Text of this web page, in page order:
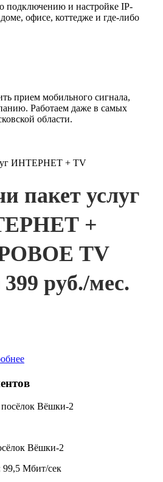
подключению и настройке IP-
офисе, коттедже и где-либо
прием мобильного сигнала,
Работаем даже в самых
области.
пакет услуг
+
TV
399 руб./мес.
Вёшки-2
99,5 Мбит/сек